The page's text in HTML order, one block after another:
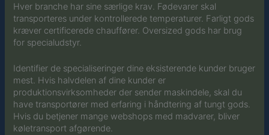
Hver branche har sine særlige krav. Fødevarer skal
transporteres under kontrollerede temperaturer. Farligt gods
kræver certificerede chauffører. Oversized gods har brug
for specialudstyr.
Identifier de specialiseringer dine eksisterende kunder bruger
mest. Hvis halvdelen af dine kunder er
produktionsvirksomheder der sender maskindele, skal du
have transportører med erfaring i håndtering af tungt gods.
Hvis du betjener mange webshops med madvarer, bliver
køletransport afgørende.